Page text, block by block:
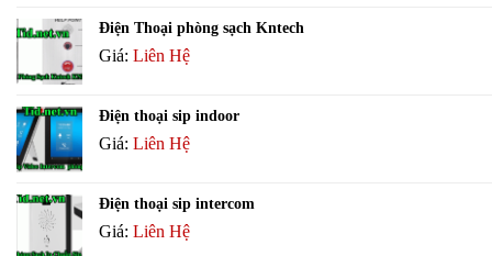
Điện Thoại phòng sạch Kntech
Giá: Liên Hệ
Điện thoại sip indoor
Giá: Liên Hệ
Điện thoại sip intercom
Giá: Liên Hệ